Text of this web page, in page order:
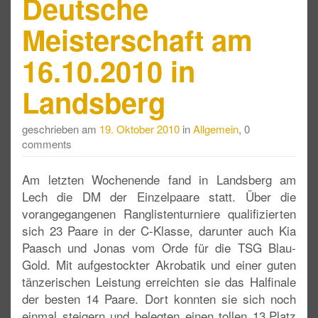
Deutsche
Meisterschaft am
16.10.2010 in
Landsberg
geschrieben am 19. Oktober 2010 inAllgemein, 0
comments
Am letzten Wochenende fand in Landsberg am
Lech die DM der Einzelpaare statt. Über die
vorangegangenen Ranglistenturniere qualifizierten
sich 23 Paare in der C-Klasse, darunter auch Kia
Paasch und Jonas vom Orde für die TSG Blau-
Gold. Mit aufgestockter Akrobatik und einer guten
tänzerischen Leistung erreichten sie das Halfinale
der besten 14 Paare. Dort konnten sie sich noch